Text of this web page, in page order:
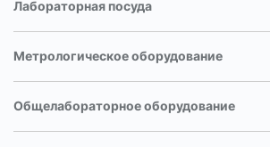
Лабораторная посуда
Метрологическое оборудование
Общелабораторное оборудование